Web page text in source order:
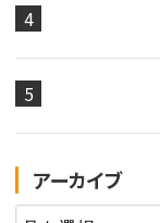
アーカイブ